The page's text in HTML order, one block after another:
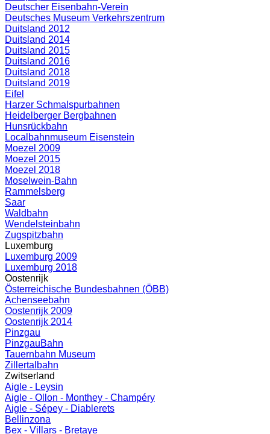
Deutscher Eisenbahn-Verein
Deutsches Museum Verkehrszentrum
Duitsland 2012
Duitsland 2014
Duitsland 2015
Duitsland 2016
Duitsland 2018
Duitsland 2019
Eifel
Harzer Schmalspurbahnen
Heidelberger Bergbahnen
Hunsrückbahn
Localbahnmuseum Eisenstein
Moezel 2009
Moezel 2015
Moezel 2018
Moselwein-Bahn
Rammelsberg
Saar
Waldbahn
Wendelsteinbahn
Zugspitzbahn
Luxemburg
Luxemburg 2009
Luxemburg 2018
Oostenrijk
Österreichische Bundesbahnen (ÖBB)
Achenseebahn
Oostenrijk 2009
Oostenrijk 2014
Pinzgau
PinzgauBahn
Tauernbahn Museum
Zillertalbahn
Zwitserland
Aigle - Leysin
Aigle - Ollon - Monthey - Champéry
Aigle - Sépey - Diablerets
Bellinzona
Bex - Villars - Bretaye